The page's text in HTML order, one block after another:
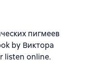
пигмеев
by Виктора
listen online.